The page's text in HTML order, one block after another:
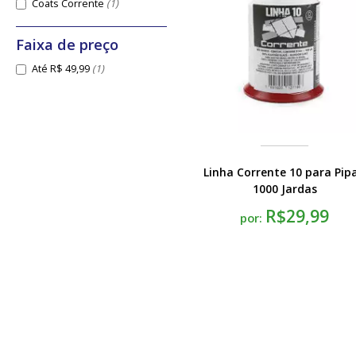
Coats Corrente (1)
Até R$ 49,99 (1)
Linha Corrente 10 para
1000 Jardas
por: R$29,99